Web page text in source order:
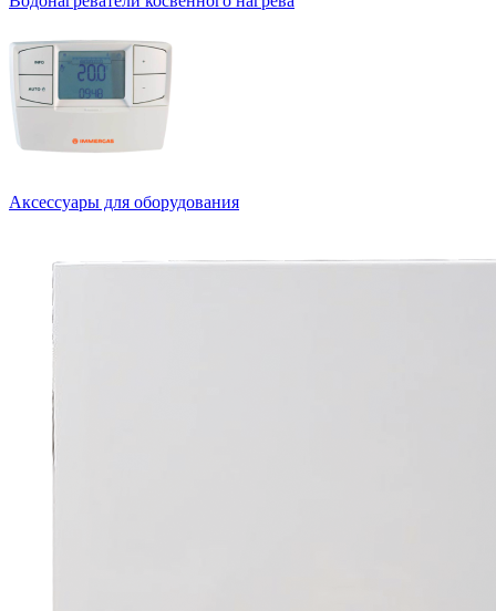
Аксессуары для оборудования